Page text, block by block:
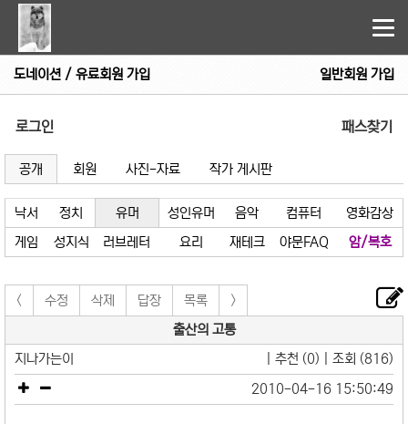
도네이션 / 유료회원 가입 일반회원 가입
로그인 패스찾기
공개 회원 사진-자료 작가 게시판
낙서 정치 유머 성인유머 음악 컴퓨터
영화감상
게임
성지식 러브레터 요리 재테크 야문FAQ 암/복호
< 수정 삭제 답장 목록
>
출산의 고통
지나가는이
| 추천 (0) | 조회 (816)
2010-04-16 15:50:49